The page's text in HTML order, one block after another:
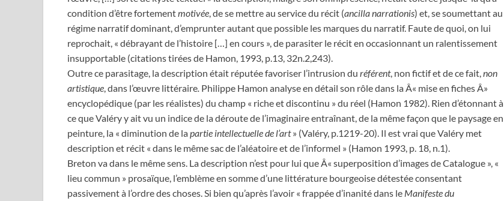
condition d’être fortementmotivée , de se mettre au service du récit (ancilla narrationis) et, se soumettant au
régime narratif dominant, d’emprunter autant que possible les marques du narratif. Faute de quoi, on lui
reprochait, « débrayant de l’histoire […] en cours », de parasiter le récit en occasionnant un ralentissement
insupportable (citations tirées de Hamon, 1993, p.13, 32n.2,243).
Outre ce parasitage, la description était réputée favoriser l’intrusion du référent, non fictif et de ce fait, non
artistique , dans l’œuvre littéraire Philippe Hamon analyse en détail son rôle dans la Â« mise en fiches Â»
encyclopédique (par les réalistes) du champ « riche et discontinu » du réel (Hamon 1982). Rien d’étonnant à
ce que Valéry y ait vu un indice de la déroute de l’imaginaire entraînant, de la même façon que le paysage en
peinture, la « diminution de la partie intellectuelle de l’art» (Valéry, p.1219-20). Il est vrai que Valéry met
description et récit « dans le même sac de l’aléatoire et de l’informel » (Hamon 1993, p. 18, n.1).
Breton va dans le même sens. La description n’est pour lui que Â« superposition d’images de Catalogue », «
lieu commun » prosaïque, l’emblème en somme d’une littérature bourgeoise détestée consentant
passivement à l’ordre des choses. Si bien qu’après l’avoir « frappée d’inanité dans le Manifeste du